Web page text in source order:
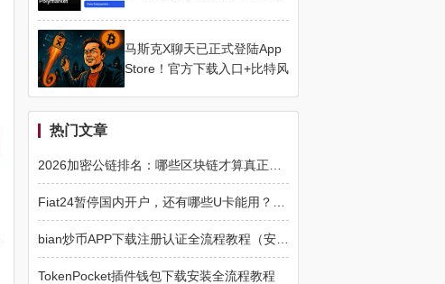
马斯克X聊天已正式登陆App
Store！官方下载入口+比特风
热门文章
TokenPocket插件钱包下载安装全流程教程